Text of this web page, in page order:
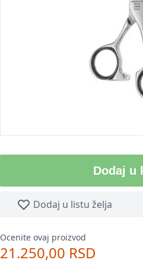
Dodaj u
Dodaj u listu želja
Ocenite ovaj proizvod
21.250,00 RSD